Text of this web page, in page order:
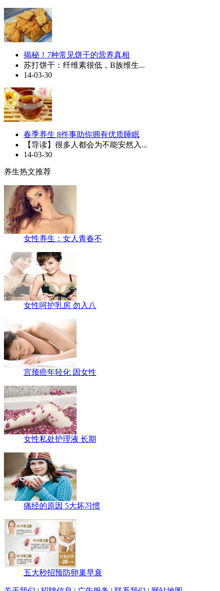
揭秘！7种常见饼干的营养真相
苏打饼干：纤维素很低，B族维生...
14-03-30
春季养生 8件事助你拥有优质睡眠
【导读】很多人都会为不能安然入...
14-03-30
养生热文推荐
女性养生：女人青春不
女性呵护乳房 勿入八
宫颈癌年轻化 因女性
女性私处护理液 长期
痛经的原因 5大坏习惯
五大秒招预防卵巢早衰